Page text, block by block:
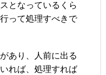
となっているくら
って処理すべきで
あり、人前に出る
れば、処理すれば